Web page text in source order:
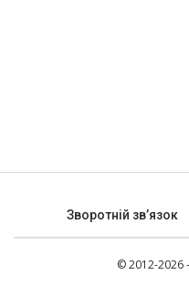
Зворотній зв’язок
© 2012-2026